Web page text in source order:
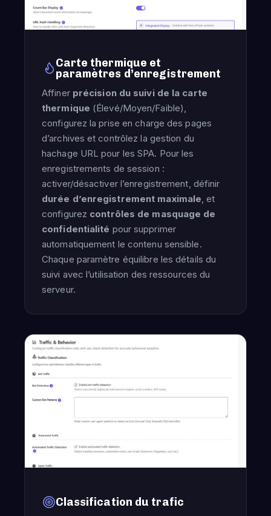
Carte thermique et
paramètres d’enregistrement
Affiner précision du suivi de la carte
thermique (Élevé/Moyen/Faible),
configurez la prise en charge des pages
d’archives et contrôlez la gestion du
hachage URL pour les SPA. Pour les
enregistrements de session :
activer/désactiver l’enregistrement, définir
durée d’enregistrement maximale , et
configurez contrôles de masquage de
confidentialité pour supprimer
automatiquement le contenu sensible.
Chaque paramètre équilibre les détails du
suivi avec l’utilisation des ressources du
serveur.
Classification du trafic